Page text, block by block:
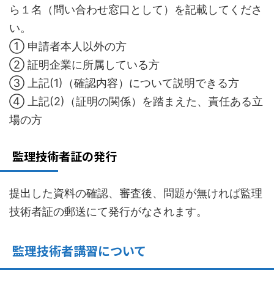
ら１名（問い合わせ窓口として）を記載してくださ
い。
① 申請者本人以外の方
② 証明企業に所属している方
③ 上記(1)（確認内容）について説明できる方
④ 上記(2)（証明の関係）を踏まえた、責任ある立
場の方
監理技術者証の発行
提出した資料の確認、審査後、問題が無ければ監理
技術者証の郵送にて発行がなされます。
監理技術者講習について